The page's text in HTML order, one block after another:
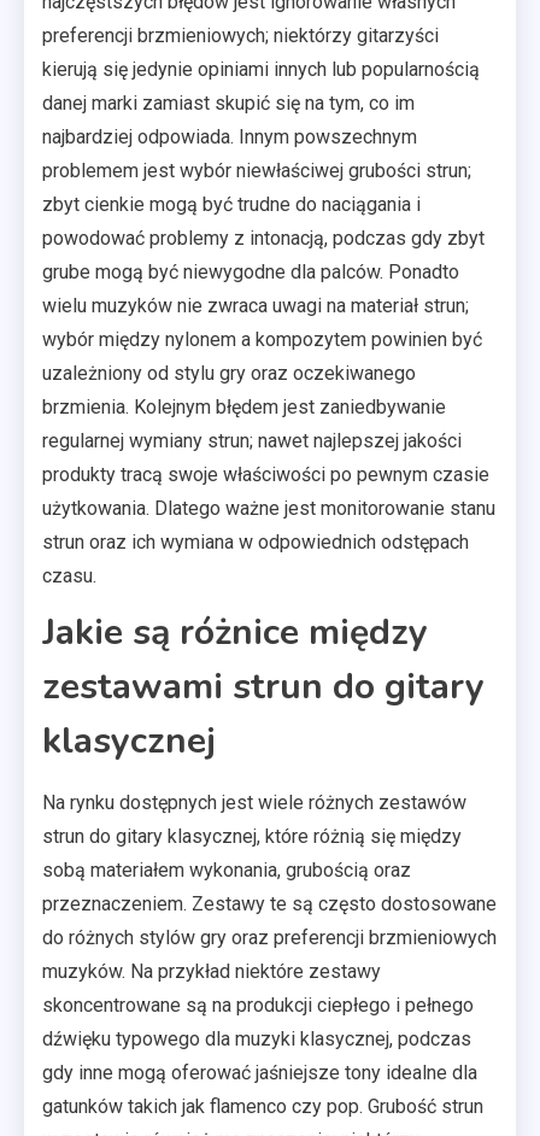
preferencji brzmieniowych; niektórzy gitarzyści
kierują się jedynie opiniami innych lub popularnością
danej marki zamiast skupić się na tym, co im
najbardziej odpowiada. Innym powszechnym
problemem jest wybór niewłaściwej grubości strun;
zbyt cienkie mogą być trudne do naciągania i
powodować problemy z intonacją, podczas gdy zbyt
grube mogą być niewygodne dla palców. Ponadto
wielu muzyków nie zwraca uwagi na materiał strun;
wybór między nylonem a kompozytem powinien być
uzależniony od stylu gry oraz oczekiwanego
brzmienia. Kolejnym błędem jest zaniedbywanie
regularnej wymiany strun; nawet najlepszej jakości
produkty tracą swoje właściwości po pewnym czasie
użytkowania. Dlatego ważne jest monitorowanie stanu
strun oraz ich wymiana w odpowiednich odstępach
czasu.
Jakie są różnice między
zestawami strun do gitary
klasycznej
Na rynku dostępnych jest wiele różnych zestawów
strun do gitary klasycznej, które różnią się między
sobą materiałem wykonania, grubością oraz
przeznaczeniem. Zestawy te są często dostosowane
do różnych stylów gry oraz preferencji brzmieniowych
muzyków. Na przykład niektóre zestawy
skoncentrowane są na produkcji ciepłego i pełnego
dźwięku typowego dla muzyki klasycznej, podczas
gdy inne mogą oferować jaśniejsze tony idealne dla
gatunków takich jak flamenco czy pop. Grubość strun